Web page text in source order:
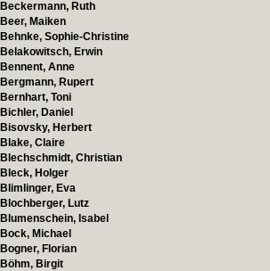
Beckermann, Ruth
Beer, Maiken
Behnke, Sophie-Christine
Belakowitsch, Erwin
Bennent, Anne
Bergmann, Rupert
Bernhart, Toni
Bichler, Daniel
Bisovsky, Herbert
Blake, Claire
Blechschmidt, Christian
Bleck, Holger
Blimlinger, Eva
Blochberger, Lutz
Blumenschein, Isabel
Bock, Michael
Bogner, Florian
Böhm, Birgit